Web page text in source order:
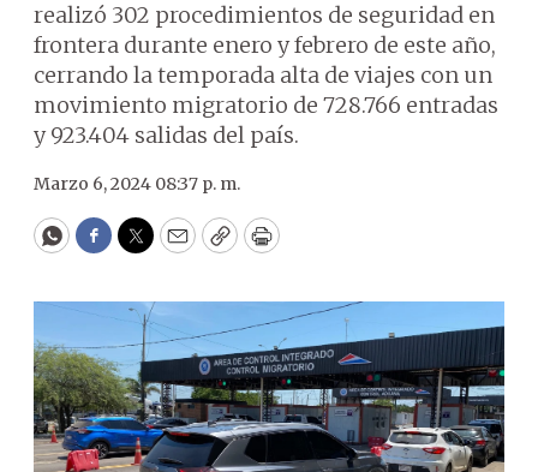
realizó 302 procedimientos de seguridad en
frontera durante enero y febrero de este año,
cerrando la temporada alta de viajes con un
movimiento migratorio de 728.766 entradas
y 923.404 salidas del país.
Marzo 6, 2024 08:37 p. m.
WhatsApp
Facebook
Twitter
EmailCopyPrint